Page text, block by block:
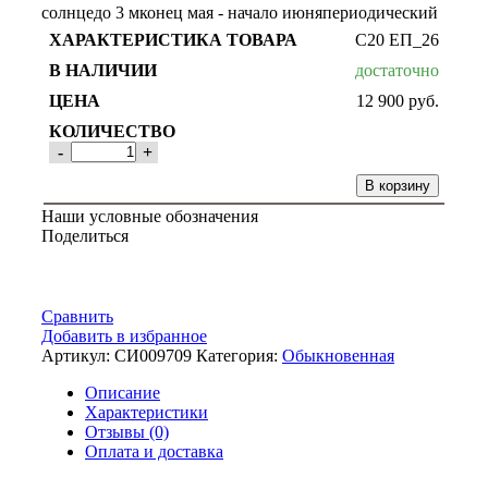
солнцедо 3 мконец мая - начало июняпериодический
С20 ЕП_26
достаточно
12 900 руб.
- +
В корзину
Наши условные обозначения
Поделиться
Сравнить
Добавить в избранное
Артикул: СИ009709 Категория: Обыкновенная
Описание
Характеристики
Отзывы (0)
Оплата и доставка